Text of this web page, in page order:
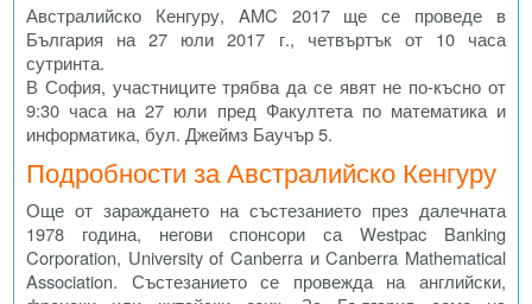
Австралийско Кенгуру, AMC 2017 ще се проведе в
България на 27 юли 2017 г., четвъртък от 10 часа
сутринта.
В София, участниците трябва да се явят не по-късно от
9:30 часа на 27 юли пред Факултета по математика и
информатика, бул. Джеймз Баучър 5.
Подробности за Австралийско Кенгуру
Още от зараждането на състезанието през далечната
1978 година, негови спонсори са Westpac Banking
Corporation, University of Canberra и Canberra Mathematical
Association. Състезанието се провежда на английски,